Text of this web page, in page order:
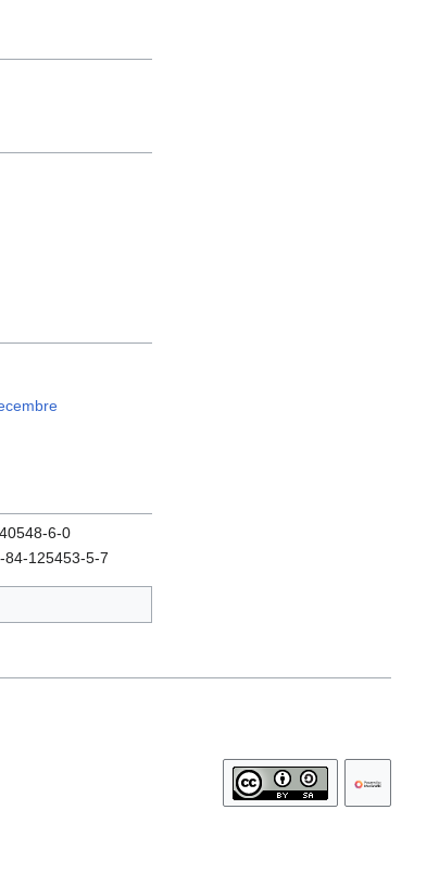
6-0
84-125453-5-7